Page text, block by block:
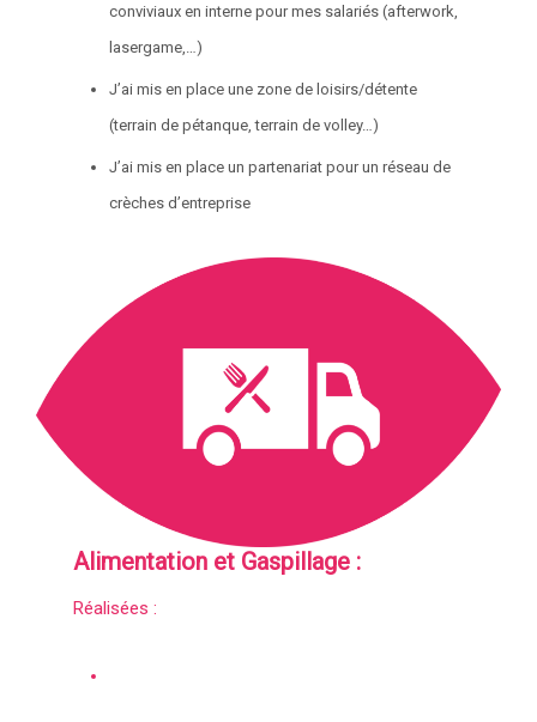
conviviaux en interne pour mes salariés (afterwork,
lasergame,…)
J’ai mis en place une zone de loisirs/détente
(terrain de pétanque, terrain de volley…)
J’ai mis en place un partenariat pour un réseau de
crèches d’entreprise
Alimentation et Gaspillage :
Réalisées :